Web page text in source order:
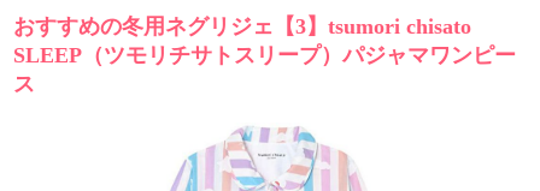
おすすめの冬用ネグリジェ【3】tsumori chisato
SLEEP（ツモリチサトスリープ）パジャマワンピー
ス